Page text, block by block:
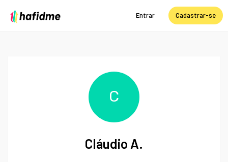
Entrar Cadastrar-se
C
Cláudio A.